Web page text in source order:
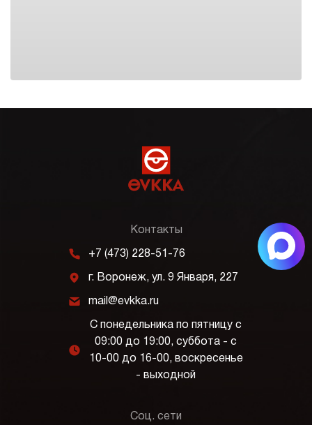
Контакты
m +7 (473) 228-51-76
j г. Воронеж, ул. 9 Января, 227
k mail@evkka.ru
l
С понедельника по пятницу с
09:00 до 19:00, суббота - с
10-00 до 16-00, воскресенье
- выходной
Соц. сети